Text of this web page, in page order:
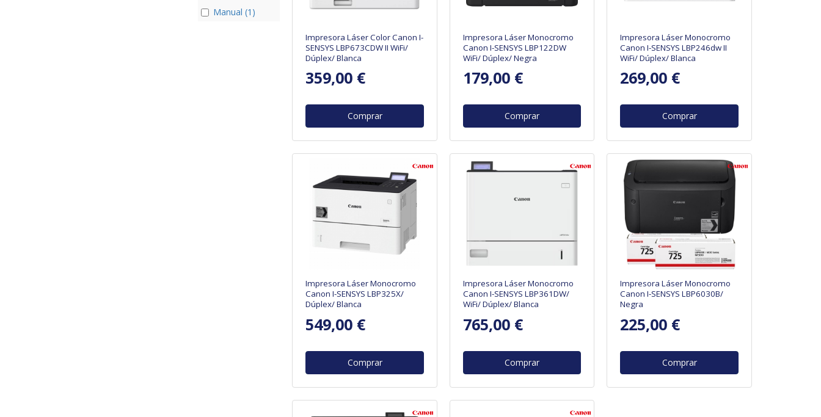
Manual (1)
Impresora Láser Color Canon I-
SENSYS LBP673CDW II WiFi/
Dúplex/ Blanca
359,00 €
Comprar
Impresora Láser Monocromo
Canon I-SENSYS LBP122DW
WiFi/ Dúplex/ Negra
179,00 €
Comprar
Impresora Láser Monocromo
Canon I-SENSYS LBP246dw II
WiFi/ Dúplex/ Blanca
269,00 €
Comprar
Impresora Láser Monocromo
Canon I-SENSYS LBP325X/
Dúplex/ Blanca
549,00 €
Comprar
Impresora Láser Monocromo
Canon I-SENSYS LBP361DW/
WiFi/ Dúplex/ Blanca
765,00 €
Comprar
Impresora Láser Monocromo
Canon I-SENSYS LBP6030B/
Negra
225,00 €
Comprar